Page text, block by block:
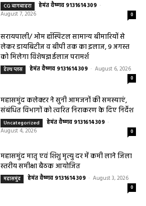
CG बागबाहरा हेमंत वैष्णव 9131614309 -
August 7, 2026
0
सरायपाली/ ओम हॉस्पिटल सामान्य बीमारियों से
लेकर डायबिटीज व बीपी तक का इलाज, 9 अगस्त
को मिलेगा विशेषज्ञ ईलाज परामर्श
हेल्थ प्लस हेमंत वैष्णव 9131614309 - August 6, 2026
0
महासमुंद कलेक्टर ने सुनी आमजनों की समस्याएं,
संबंधित विभागों को त्वरित निराकरण के दिए निर्देश
Uncategorized हेमंत वैष्णव 9131614309 -
August 4, 2026
0
महासमुंद मातृ एवं शिशु मृत्यु दर में कमी लाने जिला
स्तरीय समीक्षा बैठक आयोजित
महासमुंद हेमंत वैष्णव 9131614309 - August 3, 2026
0